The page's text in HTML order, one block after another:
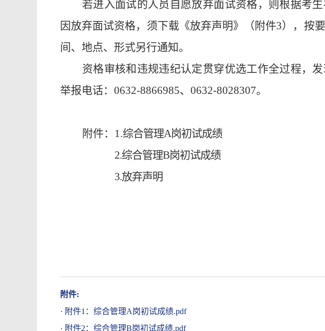
若进入面试的人员自愿放弃面试资格，则根据考
因放弃面试资格，须下载《放弃声明》（附件3），按
间、地点、形式另行通知。
资格审核和违规违纪认定贯穿优选工作全过程，
举报电话： 0632-8866985、0632-8028307。
附件： 1.综合管理A岗初试成绩
2.综合管理B岗初试成绩
3.放弃声明
附件:
· 附件1：综合管理A岗初试成绩.pdf
· 附件2：综合管理B岗初试成绩.pdf